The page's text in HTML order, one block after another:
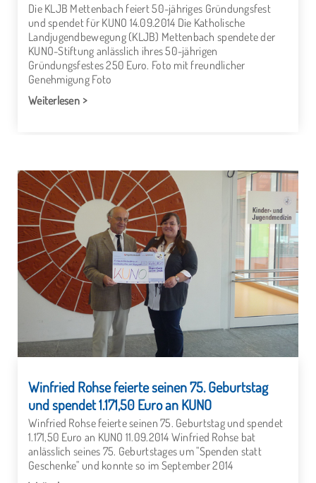
Die KLJB Mettenbach feiert 50-jähriges Gründungsfest
und spendet für KUNO 14.09.2014 Die Katholische
Landjugendbewegung (KLJB) Mettenbach spendete der
KUNO-Stiftung anlässlich ihres 50-jährigen
Gründungsfestes 250 Euro. Foto mit freundlicher
Genehmigung Foto
Weiterlesen
Winfried Rohse feierte seinen 75. Geburtstag
und spendet 1.171,50 Euro an KUNO
Winfried Rohse feierte seinen 75. Geburtstag und spendet
1.171,50 Euro an KUNO 11.09.2014 Winfried Rohse bat
anlässlich seines 75. Geburtstages um "Spenden statt
Geschenke" und konnte so im September 2014